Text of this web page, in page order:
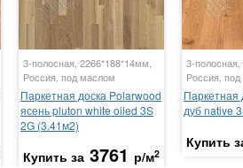
3-полосная, 2266*188*14мм,
Россия, под маслом
Паркетная доска Polarwood
ясень pluton white oiled 3S
2G (3.41м2)
Купить за 3761 р/м2
3-
Россия,
Паркетная
дуб native
Купить